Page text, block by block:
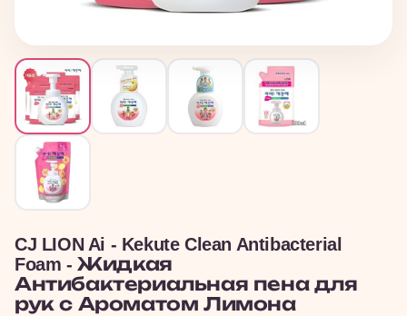
CJ LION Ai - Kekute Clean Antibacterial
Foam - Жидкая
Антибактериальная пена для
рук с Ароматом Лимона